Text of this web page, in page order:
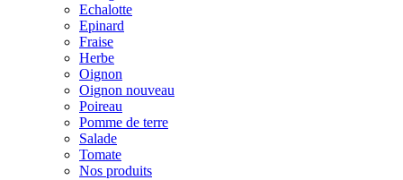
Echalotte
Epinard
Fraise
Herbe
Oignon
Oignon nouveau
Poireau
Pomme de terre
Salade
Tomate
Nos produits